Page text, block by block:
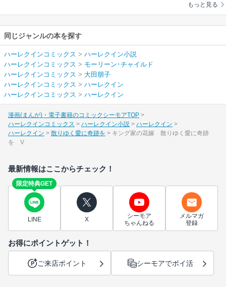
もっと見る
同じジャンルの本を探す
ハーレクインコミックス > ハーレクイン小説
ハーレクインコミックス > モーリーン･チャイルド
ハーレクインコミックス > 大田朋子
ハーレクインコミックス > ハーレクイン
ハーレクインコミックス > ハーレクイン
漫画(まんが)・電子書籍のコミックシーモアTOP
ハーレクインコミックス
ハーレクイン小説
ハーレクイン
ハーレクイン
散りゆく愛に奇跡を
キング家の花嫁 散りゆく愛に奇跡
を V
最新情報はここからチェック！
限定特典GET
LINE X
シーモア
ちゃんねる
メルマガ
登録
お得にポイントゲット！
ご来店ポイント シーモアでポイ活